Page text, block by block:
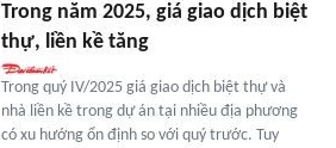
Trong năm 2025, giá giao dịch biệt
thự, liền kề tăng
Trong quý IV/2025 giá giao dịch biệt thự và
nhà liền kề trong dự án tại nhiều địa phương
có xu hướng ổn định so với quý trước. Tuy